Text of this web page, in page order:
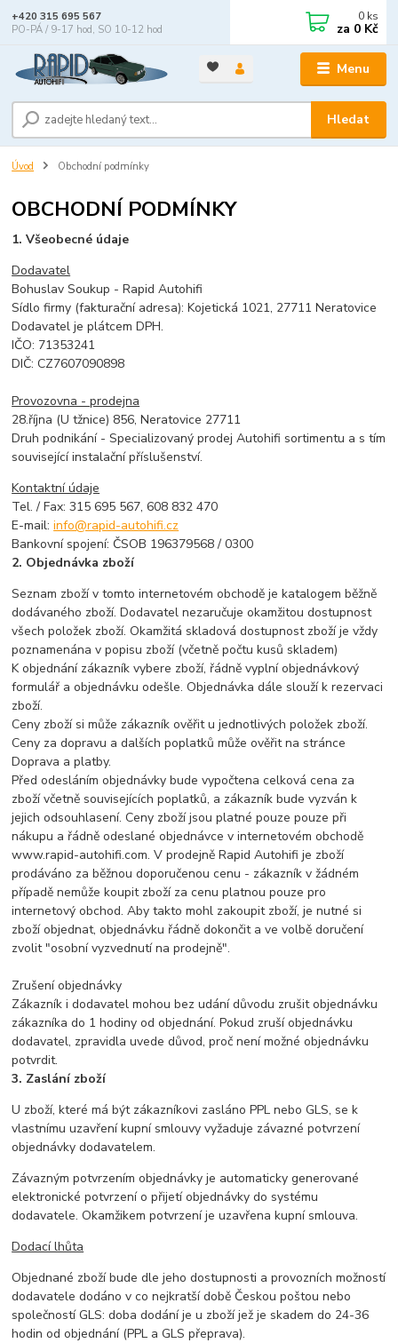
Menu
Hledat
+420 315 695 567
PO-PÁ / 9-17 hod, SO 10-12 hod
0 ks
za 0 Kč
Úvod Obchodní podmínky
OBCHODNÍ PODMÍNKY
1. Všeobecné údaje
Dodavatel
Bohuslav Soukup - Rapid Autohifi
Sídlo firmy (fakturační adresa): Kojetická 1021, 27711 Neratovice
Dodavatel je plátcem DPH.
IČO: 71353241
DIČ: CZ7607090898
Provozovna - prodejna
28.října (U tžnice) 856, Neratovice 27711
Druh podnikání - Specializovaný prodej Autohifi sortimentu a s tím
související instalační příslušenství.
Kontaktní údaje
Tel. / Fax: 315 695 567, 608 832 470
E-mail:info@rapid-autohifi.cz
Bankovní spojení: ČSOB 196379568 / 0300
2. Objednávka zboží
Seznam zboží v tomto internetovém obchodě je katalogem běžně
dodávaného zboží. Dodavatel nezaručuje okamžitou dostupnost
všech položek zboží. Okamžitá skladová dostupnost zboží je vždy
poznamenána v popisu zboží (včetně počtu kusů skladem)
K objednání zákazník vybere zboží, řádně vyplní objednávkový
formulář a objednávku odešle. Objednávka dále slouží k rezervaci
zboží.
Ceny zboží si může zákazník ověřit u jednotlivých položek zboží.
Ceny za dopravu a dalších poplatků může ověřit na stránce
Doprava a platby.
Před odesláním objednávky bude vypočtena celková cena za
zboží včetně souvisejících poplatků, a zákazník bude vyzván k
jejich odsouhlasení. Ceny zboží jsou platné pouze pouze při
nákupu a řádně odeslané objednávce v internetovém obchodě
www.rapid-autohifi.com. V prodejně Rapid Autohifi je zboží
prodáváno za běžnou doporučenou cenu - zákazník v žádném
případě nemůže koupit zboží za cenu platnou pouze pro
internetový obchod. Aby takto mohl zakoupit zboží, je nutné si
zboží objednat, objednávku řádně dokončit a ve volbě doručení
zvolit "osobní vyzvednutí na prodejně".
Zrušení objednávky
Zákazník i dodavatel mohou bez udání důvodu zrušit objednávku
zákazníka do 1 hodiny od objednání. Pokud zruší objednávku
dodavatel, zpravidla uvede důvod, proč není možné objednávku
potvrdit.
3. Zaslání zboží
U zboží, které má být zákazníkovi zasláno PPL nebo GLS, se k
vlastnímu uzavření kupní smlouvy vyžaduje závazné potvrzení
objednávky dodavatelem.
Závazným potvrzením objednávky je automaticky generované
elektronické potvrzení o přijetí objednávky do systému
dodavatele. Okamžikem potvrzení je uzavřena kupní smlouva.
Dodací lhůta
Objednané zboží bude dle jeho dostupnosti a provozních možností
dodavatele dodáno v co nejkratší době Českou poštou nebo
společností GLS: doba dodání je u zboží jež je skadem do 24-36
hodin od objednání (PPL a GLS přeprava).